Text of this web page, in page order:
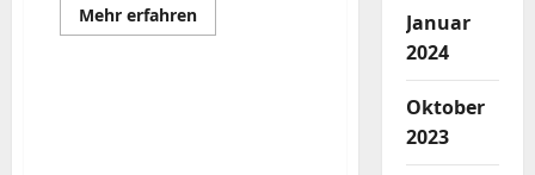
Mehr erfahrenMehr
Informationen
Januar
2024
Oktober
2023